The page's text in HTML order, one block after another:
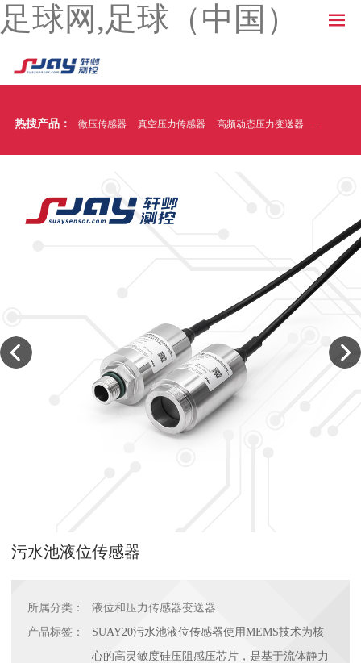
足球网,足球（中国）
热搜产品： 微压传感器 真空压力传感器 高频动态压力变送器 温压一体
污水池液位传感器
所属分类：
液位和压力传感器变送器
产品标签：
SUAY20污水池液位传感器使用MEMS技术为核
心的高灵敏度硅压阻感压芯片，是基于流体静力